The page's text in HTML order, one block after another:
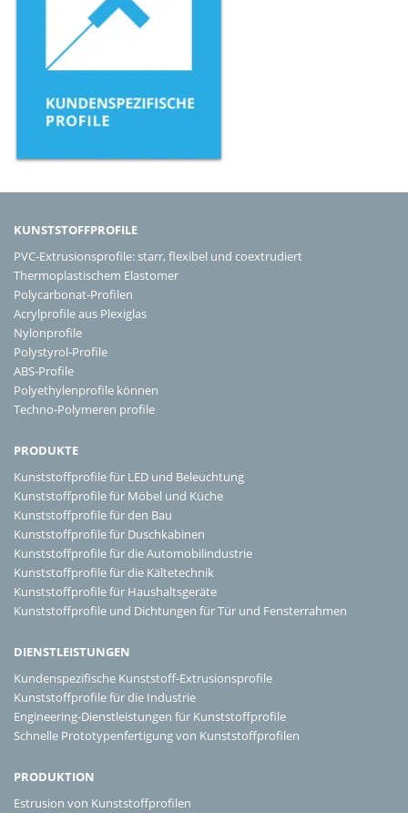
KUNSTSTOFFPROFILE
PVC-Extrusionsprofile: starr, flexibel und coextrudiert
Thermoplastischem Elastomer
Polycarbonat-Profilen
Acrylprofile aus Plexiglas
Nylonprofile
Polystyrol-Profile
ABS-Profile
Polyethylenprofile können
Techno-Polymeren profile
PRODUKTE
Kunststoffprofile für LED und Beleuchtung
Kunststoffprofile für Möbel und Küche
Kunststoffprofile für den Bau
Kunststoffprofile für Duschkabinen
Kunststoffprofile für die Automobilindustrie
Kunststoffprofile für die Kältetechnik
Kunststoffprofile für Haushaltsgeräte
Kunststoffprofile und Dichtungen für Tür und Fensterrahmen
DIENSTLEISTUNGEN
Kundenspezifische Kunststoff-Extrusionsprofile
Kunststoffprofile für die Industrie
Engineering-Dienstleistungen für Kunststoffprofile
Schnelle Prototypenfertigung von Kunststoffprofilen
PRODUKTION
Estrusion von Kunststoffprofilen